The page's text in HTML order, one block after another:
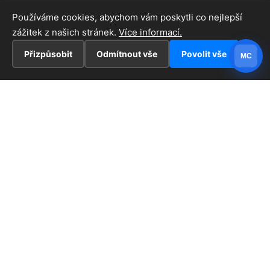
Používáme cookies, abychom vám poskytli co nejlepší
zážitek z našich stránek. Více informací.
Přizpůsobit Odmítnout vše Povolit vše MC